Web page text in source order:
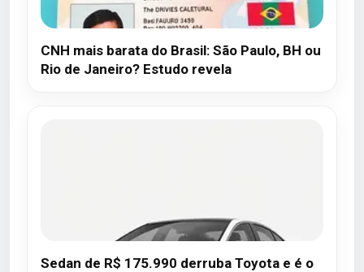
CNH mais barata do Brasil: São Paulo, BH ou
Rio de Janeiro? Estudo revela
Sedan de R$ 175.990 derruba Toyota e é o